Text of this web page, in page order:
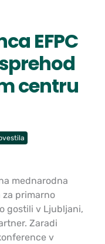
EFPC
centru
mednarodna
za primarno
gostili v Ljubljani,
Zaradi
v